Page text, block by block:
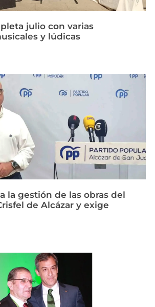
julio con varias
y lúdicas
la gestión de las obras del
de Alcázar y exige